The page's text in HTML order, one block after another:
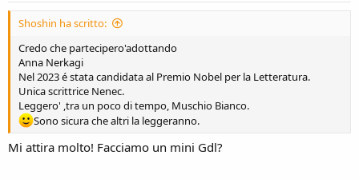
Shoshin ha scritto:
Credo che partecipero'adottando
Anna Nerkagi
Nel 2023 é stata candidata al Premio Nobel per la Letteratura.
Unica scrittrice Nenec.
Leggero' ,tra un poco di tempo, Muschio Bianco.
Sono sicura che altri la leggeranno.
Mi attira molto! Facciamo un mini Gdl?